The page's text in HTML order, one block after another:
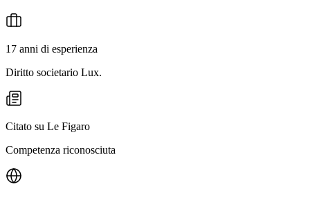
17 anni di esperienza
Diritto societario Lux.
Citato su Le Figaro
Competenza riconosciuta